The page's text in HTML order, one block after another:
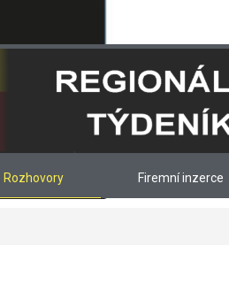
Rozhovory Firemní inzerce